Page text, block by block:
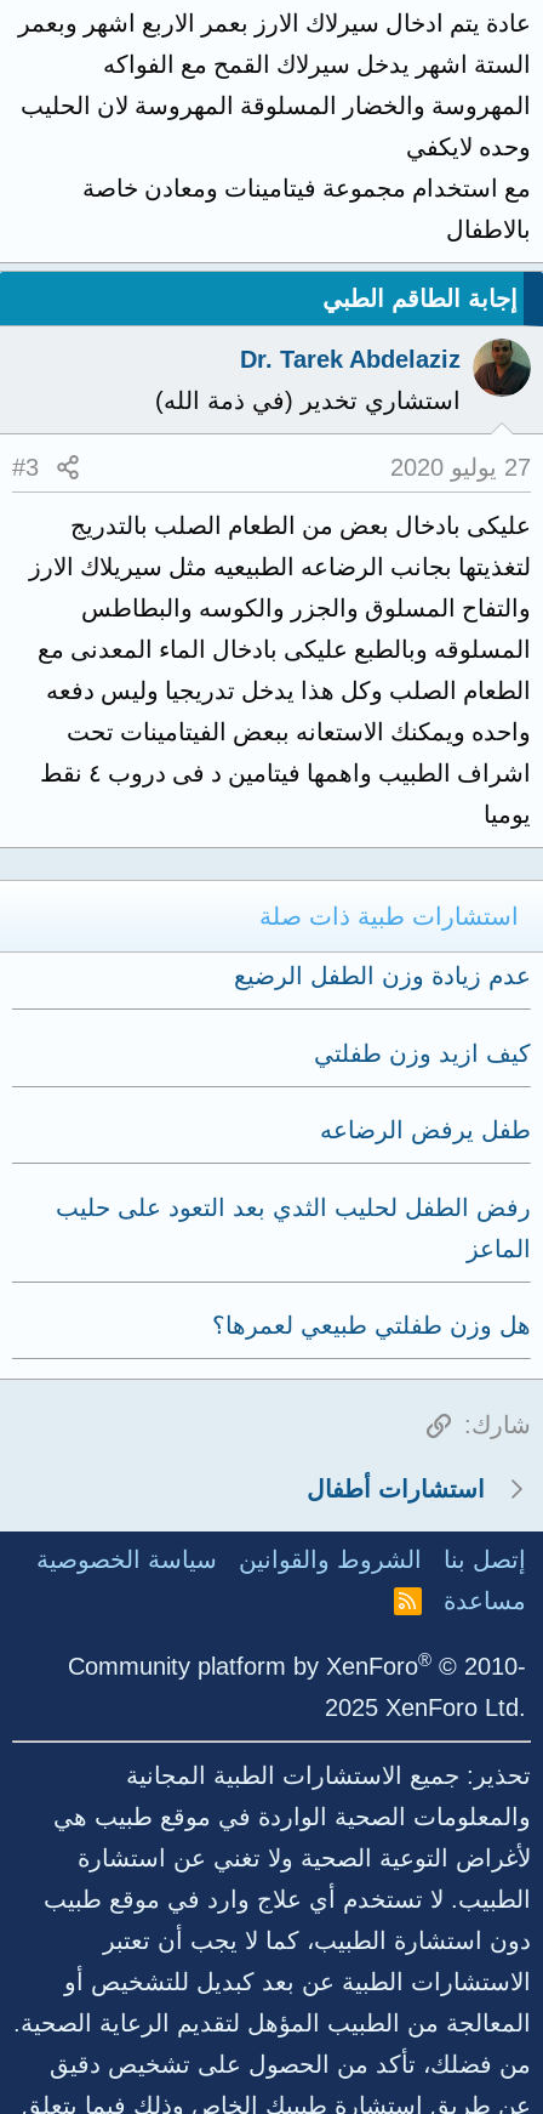
عادة يتم ادخال سيرلاك الارز بعمر الاربع اشهر وبعمر
الستة اشهر يدخل سيرلاك القمح مع الفواكه
المهروسة والخضار المسلوقة المهروسة لان الحليب
وحده لايكفي
مع استخدام مجموعة فيتامينات ومعادن خاصة
بالاطفال
إجابة الطاقم الطبي
Dr. Tarek Abdelaziz
استشاري تخدير (في ذمة الله)
27 يوليو 2020 #3
عليكى بادخال بعض من الطعام الصلب بالتدريج
لتغذيتها بجانب الرضاعه الطبيعيه مثل سيريلاك الارز
والتفاح المسلوق والجزر والكوسه والبطاطس
المسلوقه وبالطبع عليكى بادخال الماء المعدنى مع
الطعام الصلب وكل هذا يدخل تدريجيا وليس دفعه
واحده ويمكنك الاستعانه ببعض الفيتامينات تحت
اشراف الطبيب واهمها فيتامين د فى دروب ٤ نقط
يوميا
استشارات طبية ذات صلة
عدم زيادة وزن الطفل الرضيع
كيف ازيد وزن طفلتي
طفل يرفض الرضاعه
رفض الطفل لحليب الثدي بعد التعود على حليب
الماعز
هل وزن طفلتي طبيعي لعمرها؟
شارك: الرابط
استشارات أطفال
إتصل بنا الشروط والقوانين
سياسة الخصوصية
مساعدة
R
Community platform by XenForo® © 2010-
2025 XenForo Ltd.
تحذير: جميع الاستشارات الطبية المجانية
والمعلومات الصحية الواردة في موقع طبيب هي
لأغراض التوعية الصحية ولا تغني عن استشارة
الطبيب. لا تستخدم أي علاج وارد في موقع طبيب
دون استشارة الطبيب، كما لا يجب أن تعتبر
الاستشارات الطبية عن بعد كبديل للتشخيص أو
المعالجة من الطبيب المؤهل لتقديم الرعاية الصحية.
من فضلك، تأكد من الحصول على تشخيص دقيق
عن طريق استشارة طبيبك الخاص وذلك فيما يتعلق